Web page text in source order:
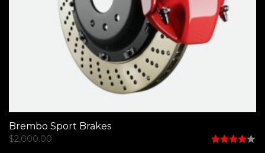
Brembo Sport Brakes
$2,000.00